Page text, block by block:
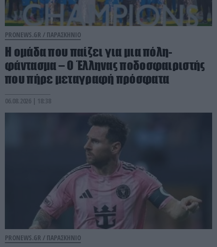
PRONEWS.GR / ΠΑΡΑΣΚΗΝΙΟ
Η ομάδα που παίζει για μια πόλη-
φάντασμα – Ο Έλληνας ποδοσφαιριστής
που πήρε μεταγραφή πρόσφατα
06.08.2026 | 18:38
PRONEWS.GR / ΠΑΡΑΣΚΗΝΙΟ